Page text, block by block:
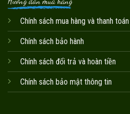
Chính sách mua hàng và thanh toán
Chính sách bảo hành
Chính sách đổi trả và hoàn tiền
Chính sách bảo mật thông tin